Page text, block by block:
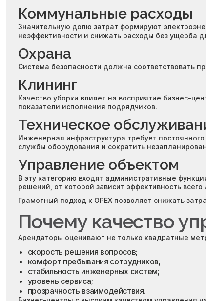
Коммунальные расходы
Значительную долю затрат формируют
неэффективности и снижать расходы без ущерба
Охрана
Система безопасности должна соответствовать
Клининг
Качество уборки влияет на восприятие бизнес-
показатели исполнения подрядчиков.
Техническое
Инженерная инфраструктура требует
службы оборудования и сократить
Управление объектом
В эту категорию входят административные
решений, от которой зависит эффективность всего
Грамотный подход к OPEX позволяет снижать
Почему качество
Арендаторы оценивают не только квадратные
скорость решения вопросов;
комфорт пребывания сотрудников;
стабильность инженерных систем;
уровень сервиса;
прозрачность взаимодействия.